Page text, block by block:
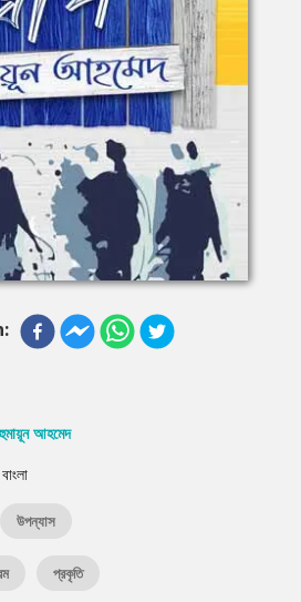
হুমায়ূন আহমেদ
বাংলা
উপন্যাস
প্রকৃতি